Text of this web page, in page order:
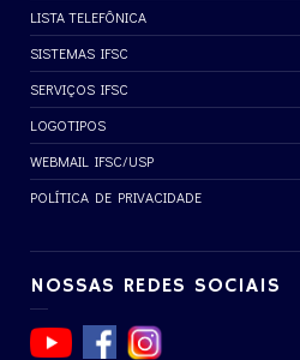
LISTA TELEFÔNICA
SISTEMAS IFSC
SERVIÇOS IFSC
LOGOTIPOS
WEBMAIL IFSC/USP
POLÍTICA DE PRIVACIDADE
NOSSAS REDES SOCIAIS